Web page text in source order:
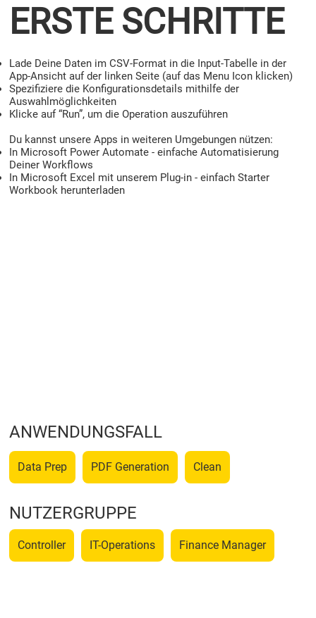
ERSTE SCHRITTE
Lade Deine Daten im CSV-Format in die Input-Tabelle in der
App-Ansicht auf der linken Seite (auf das Menu Icon klicken)
Spezifiziere die Konfigurationsdetails mithilfe der
Auswahlmöglichkeiten
Klicke auf “Run”, um die Operation auszuführen
Du kannst unsere Apps in weiteren Umgebungen nützen:
In Microsoft Power Automate - einfache Automatisierung
Deiner Workflows
In Microsoft Excel mit unserem Plug-in - einfach Starter
Workbook herunterladen
ANWENDUNGSFALL
Data Prep PDF Generation Clean
NUTZERGRUPPE
Controller IT-Operations Finance Manager